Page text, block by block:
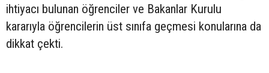
ihtiyacı bulunan öğrenciler ve Bakanlar Kurulu
kararıyla öğrencilerin üst sınıfa geçmesi konularına da
dikkat çekti.